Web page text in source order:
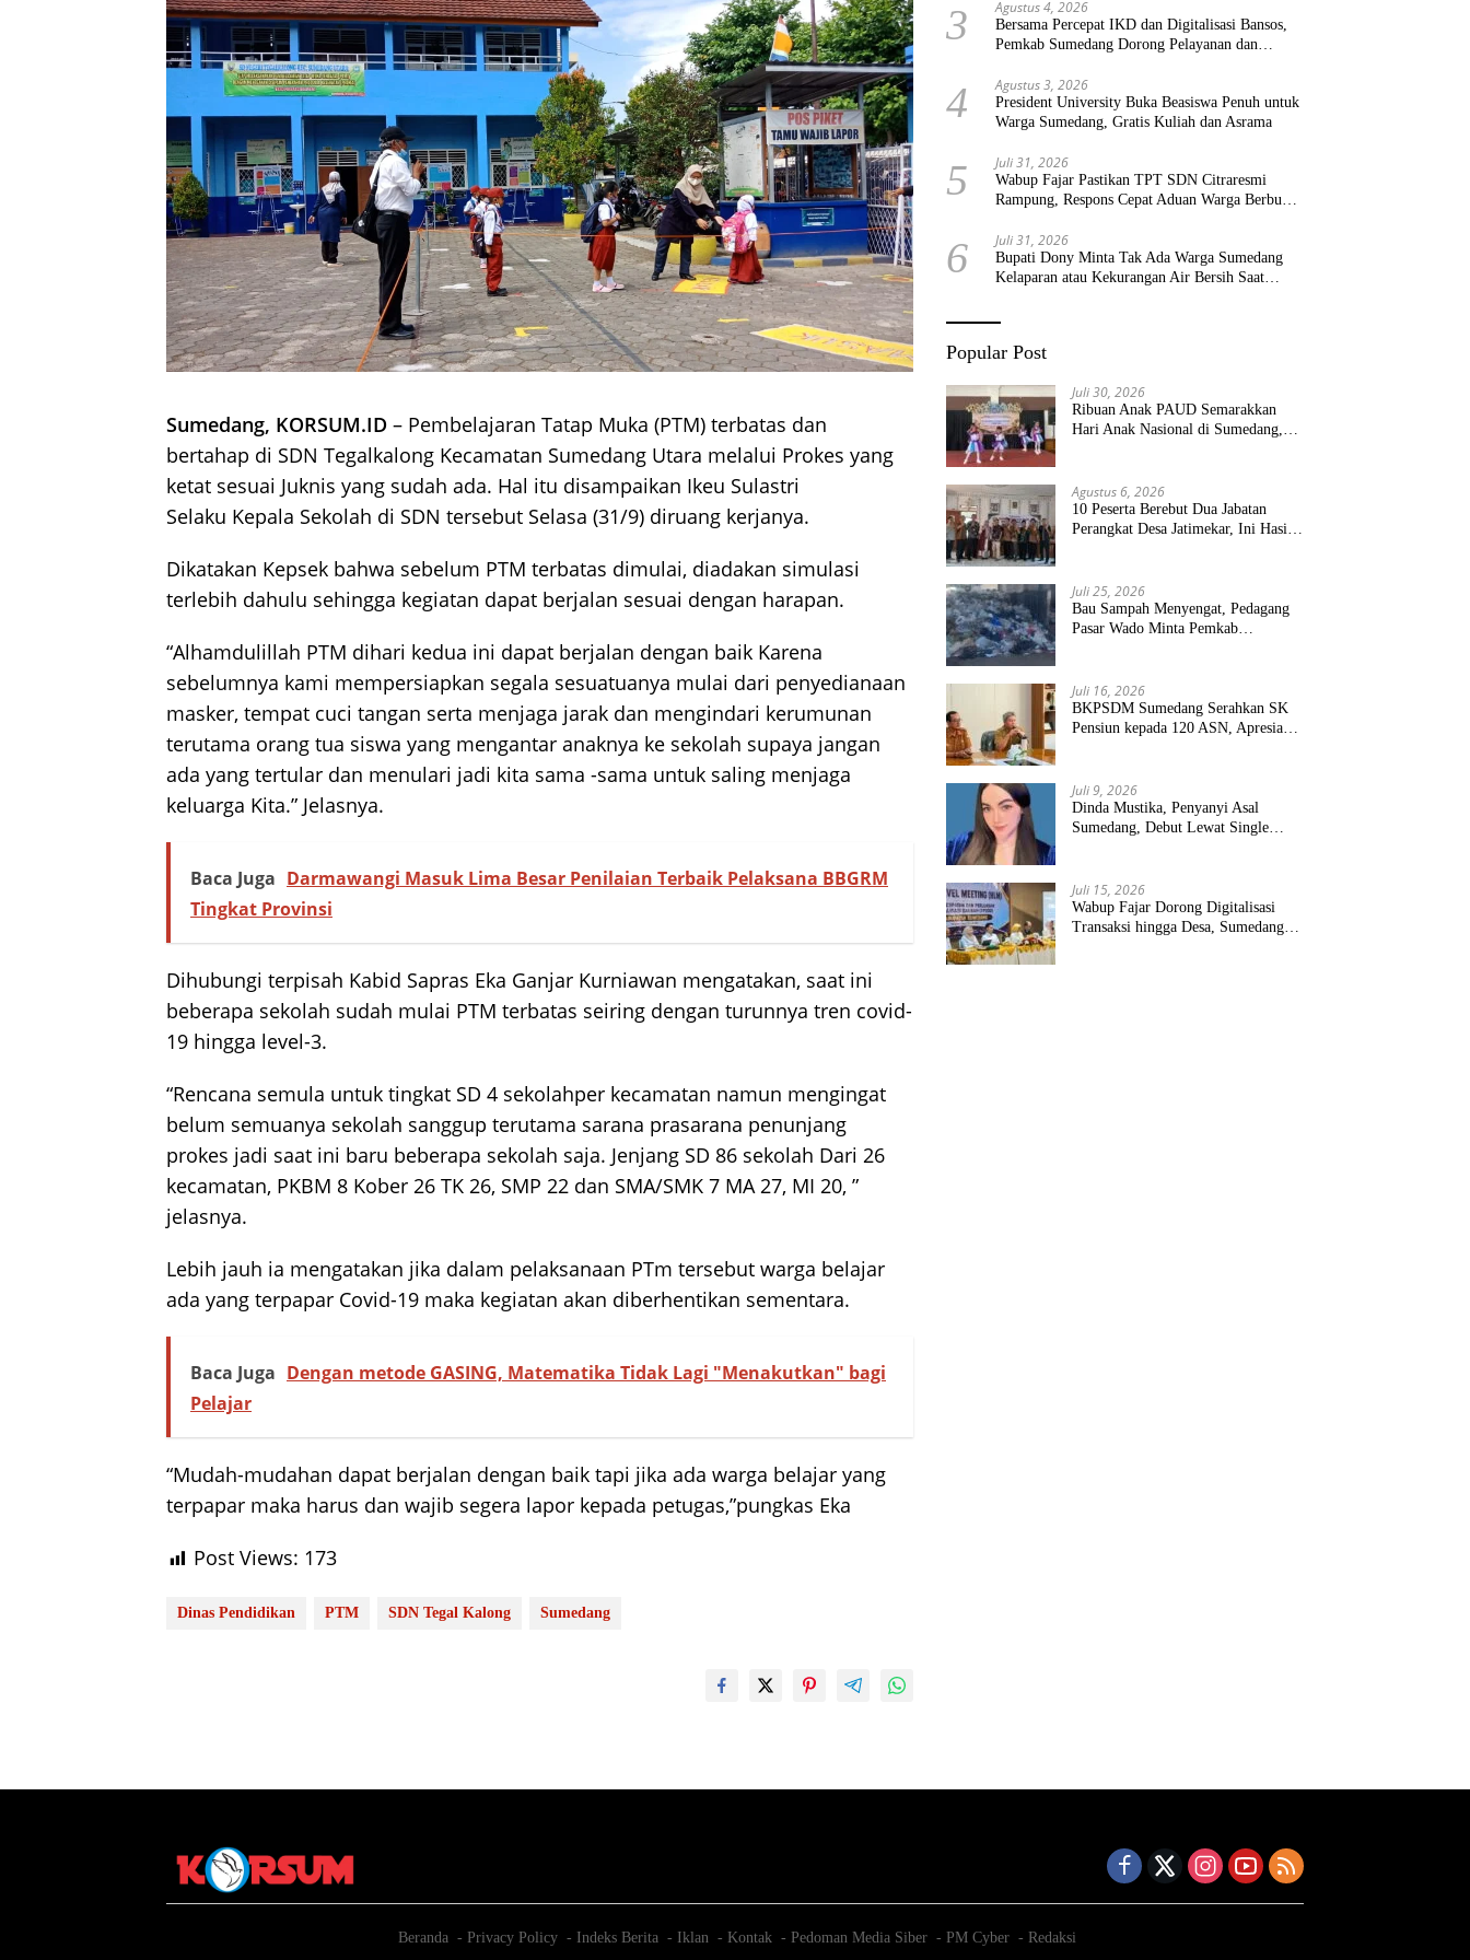
Sumedang, KORSUM.ID – Pembelajaran Tatap Muka (PTM) terbatas dan
bertahap di SDN Tegalkalong Kecamatan Sumedang Utara melalui Prokes yang
ketat sesuai Juknis yang sudah ada. Hal itu disampaikan Ikeu Sulastri
Selaku Kepala Sekolah di SDN tersebut Selasa (31/9) diruang kerjanya.
Dikatakan Kepsek bahwa sebelum PTM terbatas dimulai, diadakan simulasi
terlebih dahulu sehingga kegiatan dapat berjalan sesuai dengan harapan.
“Alhamdulillah PTM dihari kedua ini dapat berjalan dengan baik Karena
sebelumnya kami mempersiapkan segala sesuatuanya mulai dari penyedianaan
masker, tempat cuci tangan serta menjaga jarak dan mengindari kerumunan
terutama orang tua siswa yang mengantar anaknya ke sekolah supaya jangan
ada yang tertular dan menulari jadi kita sama -sama untuk saling menjaga
keluarga Kita.” Jelasnya.
Baca Juga Darmawangi Masuk Lima Besar Penilaian Terbaik Pelaksana BBGRM
Tingkat Provinsi
Dihubungi terpisah Kabid Sapras Eka Ganjar Kurniawan mengatakan, saat ini
beberapa sekolah sudah mulai PTM terbatas seiring dengan turunnya tren covid-
19 hingga level-3.
“Rencana semula untuk tingkat SD 4 sekolahper kecamatan namun mengingat
belum semuanya sekolah sanggup terutama sarana prasarana penunjang
prokes jadi saat ini baru beberapa sekolah saja. Jenjang SD 86 sekolah Dari 26
kecamatan, PKBM 8 Kober 26 TK 26, SMP 22 dan SMA/SMK 7 MA 27, MI 20, ”
jelasnya.
Lebih jauh ia mengatakan jika dalam pelaksanaan PTm tersebut warga belajar
ada yang terpapar Covid-19 maka kegiatan akan diberhentikan sementara.
Baca Juga Dengan metode GASING, Matematika Tidak Lagi "Menakutkan" bagi
Pelajar
“Mudah-mudahan dapat berjalan dengan baik tapi jika ada warga belajar yang
terpapar maka harus dan wajib segera lapor kepada petugas,”pungkas Eka
Post Views: 173
Dinas Pendidikan PTM SDN Tegal Kalong Sumedang
3 Agustus 4, 2026
Bersama Percepat IKD dan Digitalisasi Bansos,
Pemkab Sumedang Dorong Pelayanan dan
4 Agustus 3, 2026
President University Buka Beasiswa Penuh untuk
Warga Sumedang, Gratis Kuliah dan Asrama
5 Juli 31, 2026
Wabup Fajar Pastikan TPT SDN Citraresmi
Rampung, Respons Cepat Aduan Warga Berbuah
6 Juli 31, 2026
Bupati Dony Minta Tak Ada Warga Sumedang
Kelaparan atau Kekurangan Air Bersih Saat
Popular Post
Juli 30, 2026
Ribuan Anak PAUD Semarakkan
Hari Anak Nasional di Sumedang,
Agustus 6, 2026
10 Peserta Berebut Dua Jabatan
Perangkat Desa Jatimekar, Ini Hasil
Juli 25, 2026
Bau Sampah Menyengat, Pedagang
Pasar Wado Minta Pemkab
Juli 16, 2026
BKPSDM Sumedang Serahkan SK
Pensiun kepada 120 ASN, Apresiasi
Juli 9, 2026
Dinda Mustika, Penyanyi Asal
Sumedang, Debut Lewat Single
Juli 15, 2026
Wabup Fajar Dorong Digitalisasi
Transaksi hingga Desa, Sumedang
Beranda Privacy Policy Indeks Berita Iklan Kontak Pedoman Media Siber PM Cyber
Redaksi